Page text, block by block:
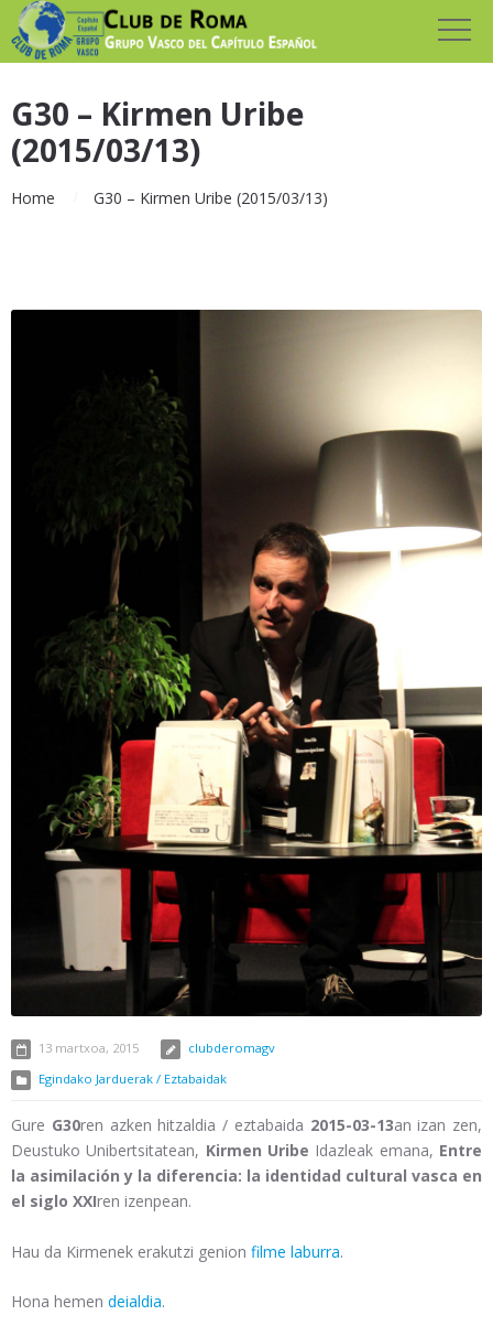
G30 – Kirmen Uribe
(2015/03/13)
Home G30 – Kirmen Uribe (2015/03/13)
13 martxoa, 2015
clubderomagv
Egindako Jarduerak / Eztabaidak
Gure G30ren azken hitzaldia / eztabaida 2015-03-13an izan zen,
Deustuko Unibertsitatean, Kirmen Uribe Idazleak emana, Entre
la asimilación y la diferencia: la identidad cultural vasca en
el siglo XXIren izenpean.
Hau da Kirmenek erakutzi genion filme laburra.
Hona hemen deialdia.